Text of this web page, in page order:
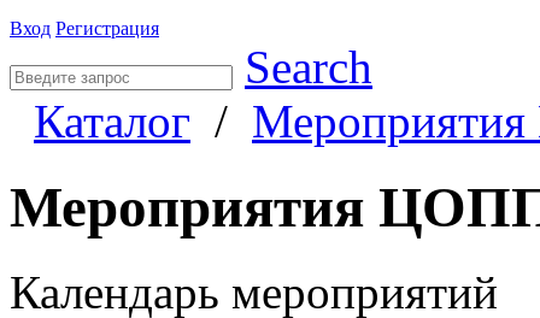
Вход Регистрация
Search
Каталог /
Мероприятия
Календарь мероприятий